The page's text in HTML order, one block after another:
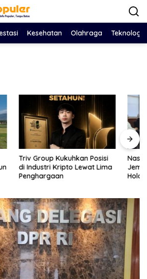
Kesehatan Olahraga Teknologi
Posisi
Lima
Nasim Khan Pilih Jalur Dialog,
Jembatani Perselisihan
Holding PTPN dan SPBUN-